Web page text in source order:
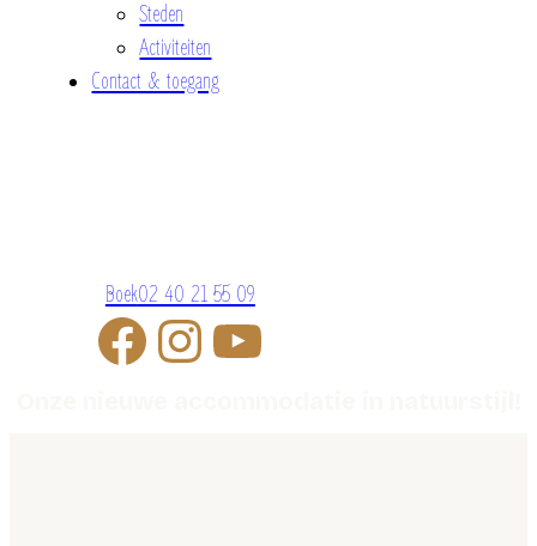
Steden
Activiteiten
Contact & toegang
Boek02 40 21 55 09